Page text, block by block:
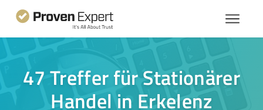
47 Treffer für Stationärer
Handel in Erkelenz